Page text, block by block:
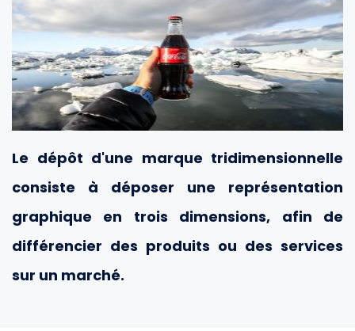
Le dépôt d'une marque tridimensionnelle
consiste à déposer une représentation
graphique en trois dimensions, afin de
différencier des produits ou des services
sur un marché.